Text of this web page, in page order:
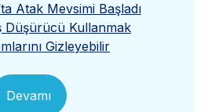
Atak Mevsimi Başladı
Düşürücü Kullanmak
Gizleyebilir
Devamı